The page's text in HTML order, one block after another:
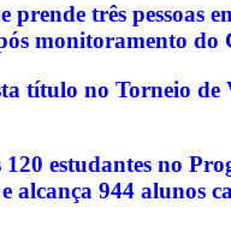
três pessoas
monitoramento do
título no Torneio de
estudantes no
alcança 944 alunos